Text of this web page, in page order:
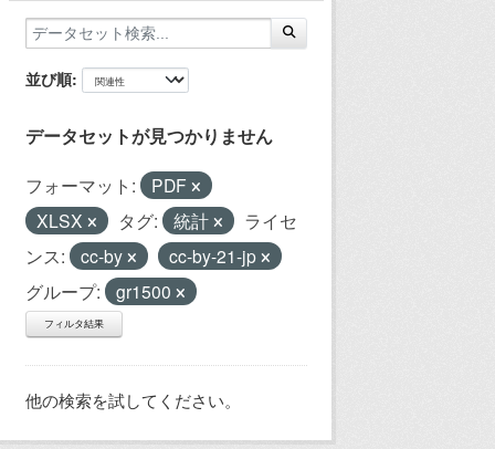
並び順
データセットが見つかりません
フォーマット:
PDF
XLSX
タグ: 統計
ライセ
ンス:
cc-by
cc-by-21-jp
グループ:
gr1500
フィルタ結果
他の検索を試してください。